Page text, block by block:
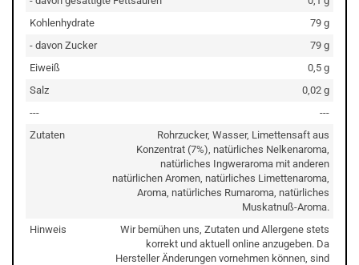
Kohlenhydrate
79 g
- davon Zucker
79 g
Eiweiß
0,5 g
Salz
0,02 g
---
---
Zutaten
Rohrzucker, Wasser, Limettensaft aus
Konzentrat (7%), natürliches Nelkenaroma,
natürliches Ingweraroma mit anderen
natürlichen Aromen, natürliches Limettenaroma,
Aroma, natürliches Rumaroma, natürliches
Muskatnuß-Aroma.
Hinweis
Wir bemühen uns, Zutaten und Allergene stets
korrekt und aktuell online anzugeben. Da
Hersteller Änderungen vornehmen können, sind